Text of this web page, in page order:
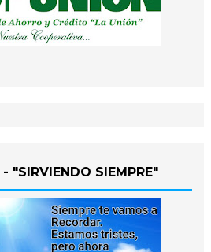
"SIRVIENDO SIEMPRE"